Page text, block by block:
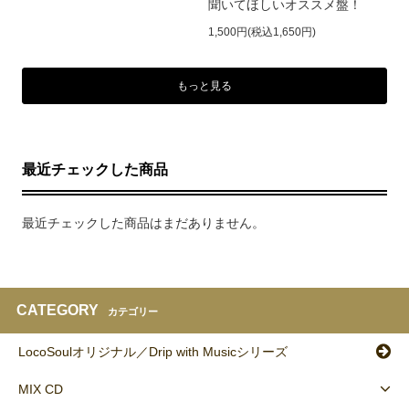
聞いてほしいオススメ盤！
1,500円(税込1,650円)
もっと見る
最近チェックした商品
最近チェックした商品はまだありません。
CATEGORY カテゴリー
LocoSoulオリジナル／Drip with Musicシリーズ
MIX CD